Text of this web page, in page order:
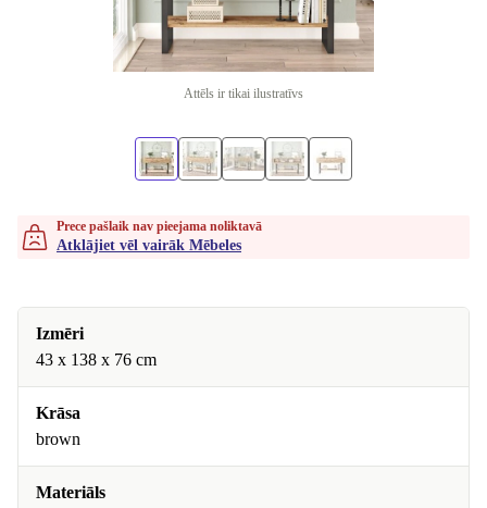
Attēls ir tikai ilustratīvs
Prece pašlaik nav pieejama noliktavā
Atklājiet vēl vairāk Mēbeles
Izmēri
43 x 138 x 76 cm
Krāsa
brown
Materiāls